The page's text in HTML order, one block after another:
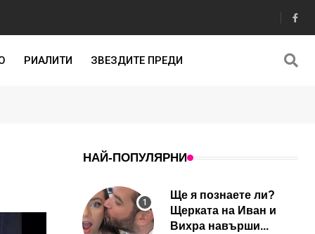
РИАЛИТИ ЗВЕЗДИТЕ ПРЕДИ
НАЙ-ПОПУЛЯРНИ
Ще я познаете ли?
Щерката на Иван и
Вихра навърши...